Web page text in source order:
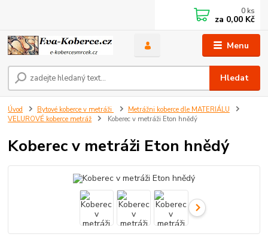
Menu
Hledat
0 ks
za 0,00 Kč
Úvod Bytové koberce v metráži
Metrážni koberce dle MATERIÁLU
VELUROVÉ koberce metráž
Koberec v metráži Eton hnědý
Koberec v metráži Eton hnědý